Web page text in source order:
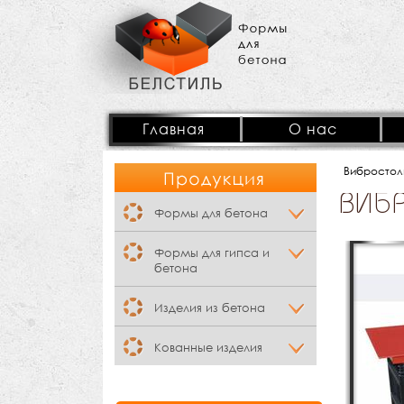
Главная О нас
Формы для бетона
Формы для гипса и
бетона
Изделия из бетона
Кованные изделия